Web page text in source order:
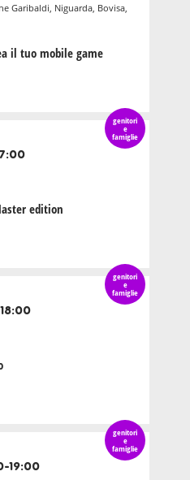
Garibaldi, Niguarda, Bovisa,
il tuo mobile game
genitori
e
famiglie
edition
genitori
e
famiglie
genitori
e
famiglie
19:00